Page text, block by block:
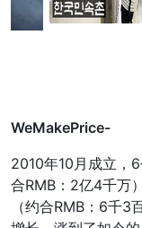
WeMakePrice-
2010年10月成立，
合RMB：2亿4千万
（约合RMB：6千